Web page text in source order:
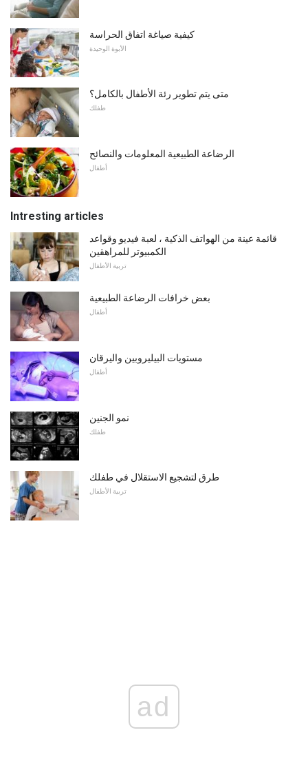
كيفية صياغة اتفاق الحراسة
الأبوة الوحيدة
متى يتم تطوير رئة الأطفال بالكامل؟
طفلك
الرضاعة الطبيعية المعلومات والنصائح
أطفال
Intresting articles
قائمة عينة من الهواتف الذكية ، لعبة فيديو وقواعد
الكمبيوتر للمراهقين
تربية الأطفال
بعض خرافات الرضاعة الطبيعية
أطفال
مستويات البيليروبين واليرقان
أطفال
نمو الجنين
طفلك
طرق لتشجيع الاستقلال في طفلك
تربية الأطفال
ad